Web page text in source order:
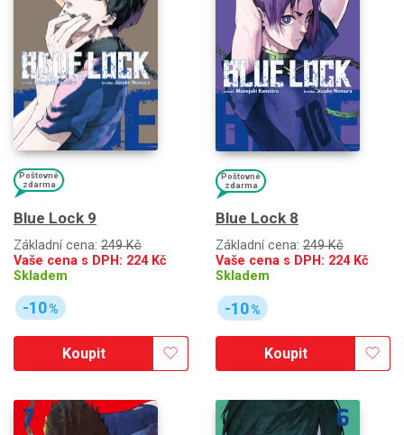
Poštovné
zdarma
Blue Lock 9
Základní cena: 249 Kč
Vaše cena s DPH: 224Kč
Skladem
-10%
Koupit
Poštovné
zdarma
Blue Lock 8
Základní cena: 249 Kč
Vaše cena s DPH: 224Kč
Skladem
-10%
Koupit